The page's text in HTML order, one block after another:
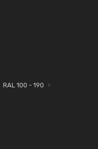
RAL 100 - 190